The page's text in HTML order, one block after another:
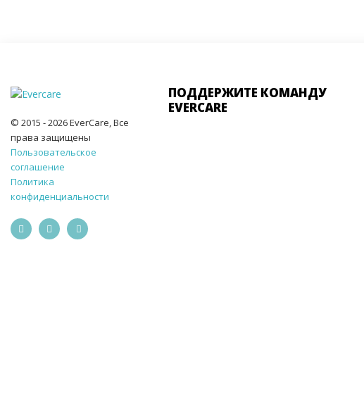
© 2015 - 2026 EverCare, Все
права защищены
Пользовательское
соглашение
Политика
конфиденциальности
ПОДДЕРЖИТЕ КОМАНДУ
EVERCARE